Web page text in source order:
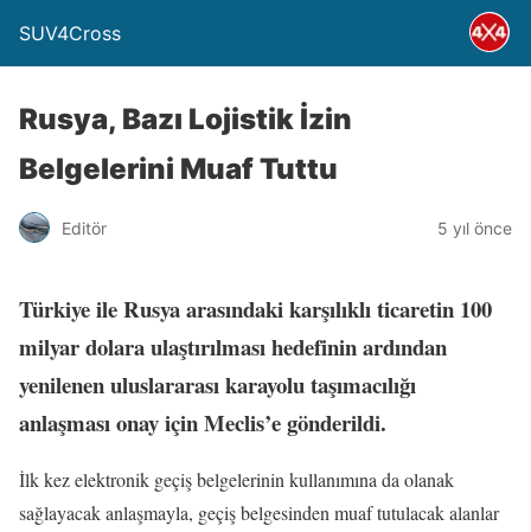
SUV4Cross
Rusya, Bazı Lojistik İzin
Belgelerini Muaf Tuttu
Editör 5 yıl önce
Türkiye ile Rusya arasındaki karşılıklı ticaretin 100
milyar dolara ulaştırılması hedefinin ardından
yenilenen uluslararası karayolu taşımacılığı
anlaşması onay için Meclis’e gönderildi.
İlk kez elektronik geçiş belgelerinin kullanımına da olanak
sağlayacak anlaşmayla, geçiş belgesinden muaf tutulacak alanlar